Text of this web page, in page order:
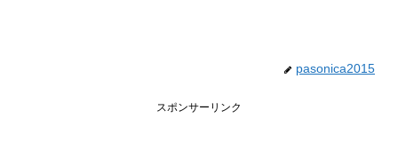
pasonica2015
スポンサーリンク